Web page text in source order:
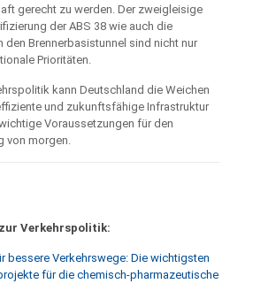
gerecht zu werden. Der zweigleisige
der ABS 38 wie auch die
den Brennerbasistunnel sind nicht nur
Prioritäten.
kann Deutschland die Weichen
und zukunftsfähige Infrastruktur
Voraussetzungen für den
von morgen.
Verkehrspolitik:
bessere Verkehrswege: Die wichtigsten
für die chemisch-pharmazeutische